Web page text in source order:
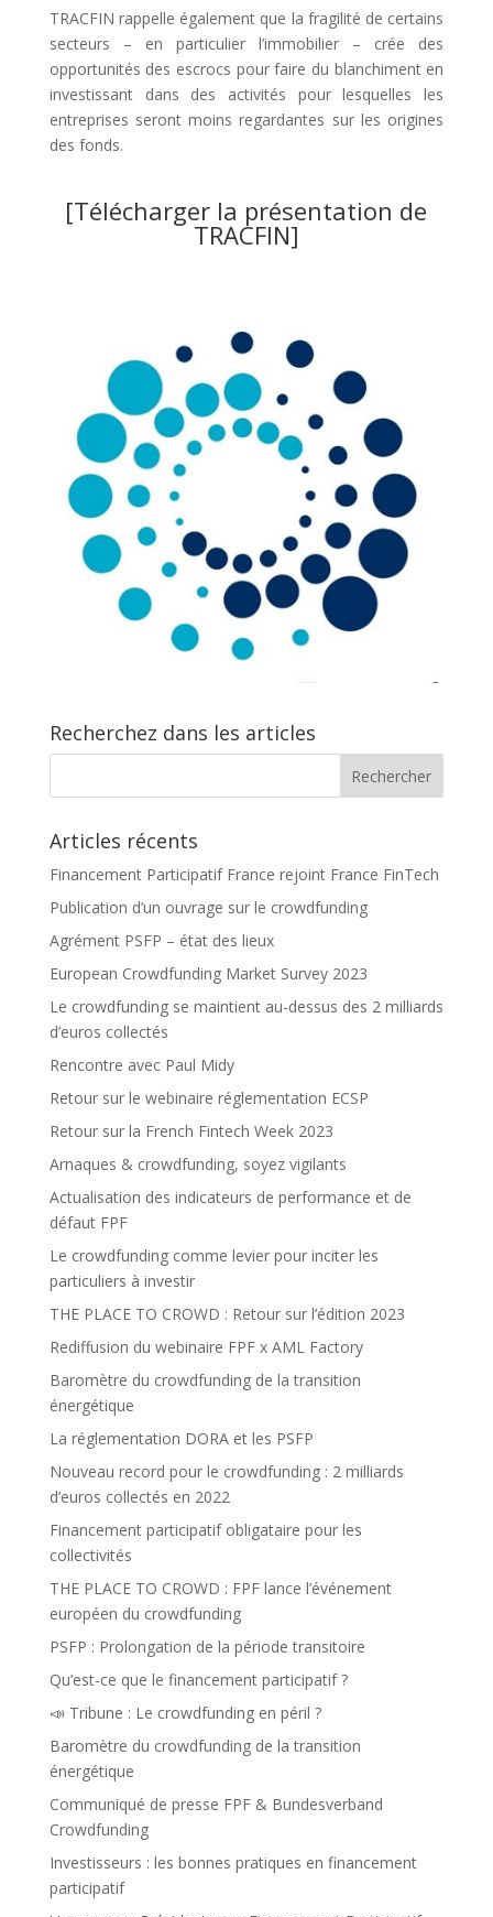
TRACFIN rappelle également que la fragilité de certains
secteurs – en particulier l’immobilier – crée des
opportunités des escrocs pour faire du blanchiment en
investissant dans des activités pour lesquelles les
entreprises seront moins regardantes sur les origines
des fonds.
[Télécharger la présentation de
TRACFIN]
Recherchez dans les articles
Articles récents
Financement Participatif France rejoint France FinTech
Publication d’un ouvrage sur le crowdfunding
Agrément PSFP – état des lieux
European Crowdfunding Market Survey 2023
Le crowdfunding se maintient au-dessus des 2 milliards
d’euros collectés
Rencontre avec Paul Midy
Retour sur le webinaire réglementation ECSP
Retour sur la French Fintech Week 2023
Arnaques & crowdfunding, soyez vigilants
Actualisation des indicateurs de performance et de
défaut FPF
Le crowdfunding comme levier pour inciter les
particuliers à investir
THE PLACE TO CROWD : Retour sur l’édition 2023
Rediffusion du webinaire FPF x AML Factory
Baromètre du crowdfunding de la transition
énergétique
La réglementation DORA et les PSFP
Nouveau record pour le crowdfunding : 2 milliards
d’euros collectés en 2022
Financement participatif obligataire pour les
collectivités
THE PLACE TO CROWD : FPF lance l’événement
européen du crowdfunding
PSFP : Prolongation de la période transitoire
Qu’est-ce que le financement participatif ?
📣 Tribune : Le crowdfunding en péril ?
Baromètre du crowdfunding de la transition
énergétique
Communiqué de presse FPF & Bundesverband
Crowdfunding
Investisseurs : les bonnes pratiques en financement
participatif